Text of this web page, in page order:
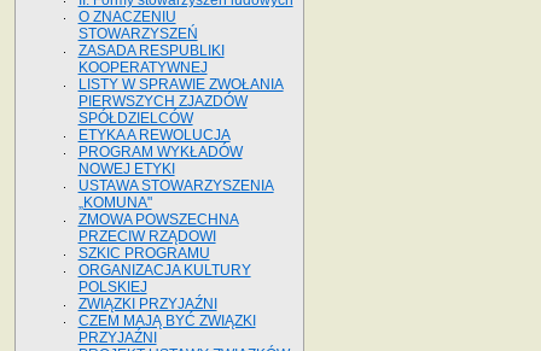
O ZNACZENIU
STOWARZYSZEŃ
ZASADA RESPUBLIKI
KOOPERATYWNEJ
LISTY W SPRAWIE ZWOŁANIA
PIERWSZYCH ZJAZDÓW
SPÓŁDZIELCÓW
ETYKA A REWOLUCJA
PROGRAM WYKŁADÓW
NOWEJ ETYKI
USTAWA STOWARZYSZENIA
„KOMUNA"
ZMOWA POWSZECHNA
PRZECIW RZĄDOWI
SZKIC PROGRAMU
ORGANIZACJA KULTURY
POLSKIEJ
ZWIĄZKI PRZYJAŹNI
CZEM MAJĄ BYĆ ZWIĄZKI
PRZYJAŹNI